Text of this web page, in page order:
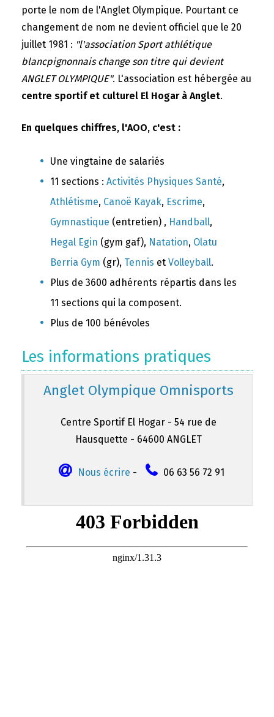
porte le nom de l'Anglet Olympique. Pourtant ce
changement de nom ne devient officiel que le 20
juillet 1981 : "l'association Sport athlétique
blancpignonnais change son titre qui devient
ANGLET OLYMPIQUE". L'association est hébergée au
centre sportif et culturel El Hogar à Anglet.
En quelques chiffres, l'AOO, c'est :
Une vingtaine de salariés
11 sections : Activités Physiques Santé,
Athlétisme, Canoë Kayak, Escrime,
Gymnastique (entretien) , Handball,
Hegal Egin (gym gaf), Natation, Olatu
Berria Gym (gr), Tennis et Volleyball.
Plus de 3600 adhérents répartis dans les
11 sections qui la composent.
Plus de 100 bénévoles
Les informations pratiques
Anglet Olympique Omnisports
Centre Sportif El Hogar - 54 rue de
Hausquette - 64600 ANGLET
Nous écrire - 06 63 56 72 91